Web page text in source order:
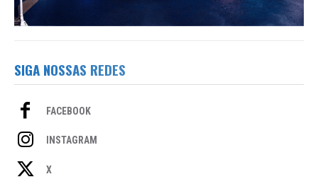
SIGA NOSSAS REDES
FACEBOOK
INSTAGRAM
X